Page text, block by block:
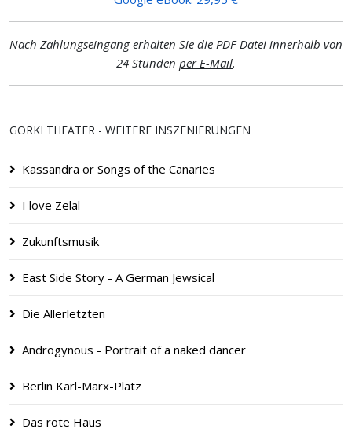
Nach Zahlungseingang erhalten Sie die PDF-Datei innerhalb von
24 Stunden per E-Mail.
GORKI THEATER - WEITERE INSZENIERUNGEN
Kassandra or Songs of the Canaries
I love Zelal
Zukunftsmusik
East Side Story - A German Jewsical
Die Allerletzten
Androgynous - Portrait of a naked dancer
Berlin Karl-Marx-Platz
Das rote Haus